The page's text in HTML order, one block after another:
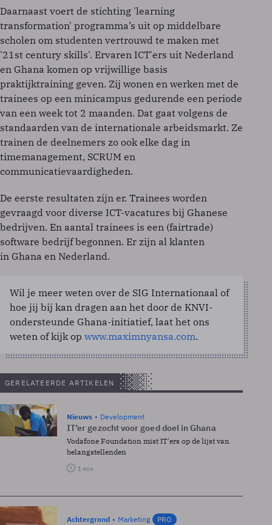
Daarnaast voert de stichting 'learning
transformation' programma’s uit op middelbare
scholen om studenten vertrouwd te maken met
'21st century skills'. Ervaren ICT'ers uit Nederland
en Ghana komen op vrijwillige basis
praktijktraining geven. Zij wonen en werken met de
trainees op een minicampus gedurende een periode
van een week tot 2 maanden. Dat gaat volgens de
standaarden van de internationale arbeidsmarkt. Ze
trainen de deelnemers zo ook elke dag in
timemanagement, SCRUM en
communicatievaardigheden.
De eerste resultaten zijn er. Trainees worden
gevraagd voor diverse ICT-vacatures bij Ghanese
bedrijven. En aantal trainees is een (fairtrade)
software bedrijf begonnen. Er zijn al klanten
in Ghana en Nederland.
Wil je meer weten over de SIG Internationaal of
hoe jij bij kan dragen aan het door de KNVI-
ondersteunde Ghana-initiatief, laat het ons
weten of kijk op www.maximnyansa.com.
GERELATEERDE ARTIKELEN
Nieuws Development
IT’er gezocht voor goed doel in Ghana
Vodafone Foundation mist IT'ers op de lijst van
belangstellenden
1 min
Achtergrond Marketing PRO